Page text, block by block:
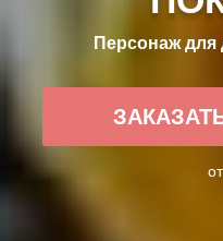
Персонаж для